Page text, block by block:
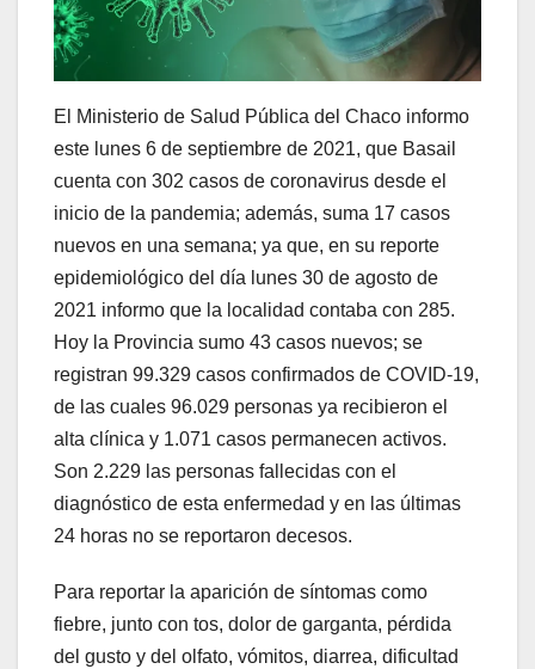
El Ministerio de Salud Pública del Chaco informo
este lunes 6 de septiembre de 2021, que Basail
cuenta con 302 casos de coronavirus desde el
inicio de la pandemia; además, suma 17 casos
nuevos en una semana; ya que, en su reporte
epidemiológico del día lunes 30 de agosto de
2021 informo que la localidad contaba con 285.
Hoy la Provincia sumo 43 casos nuevos; se
registran 99.329 casos confirmados de COVID-19,
de las cuales 96.029 personas ya recibieron el
alta clínica y 1.071 casos permanecen activos.
Son 2.229 las personas fallecidas con el
diagnóstico de esta enfermedad y en las últimas
24 horas no se reportaron decesos.
Para reportar la aparición de síntomas como
fiebre, junto con tos, dolor de garganta, pérdida
del gusto y del olfato, vómitos, diarrea, dificultad